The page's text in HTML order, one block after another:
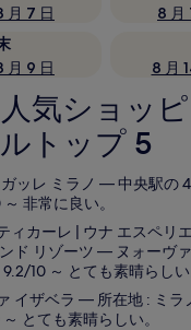
月 7 日
8 月
月 9 日
8 月
気ショッ
トップ 5
ッレ ミラノ — 中央駅の
非常に良い。
ィカーレ | ウナ エスペリ
ド リゾーツ — ヌォーヴ
10 ～ とても素晴らしい
イザベラ — 所在地 : ミラ
とても素晴らしい。